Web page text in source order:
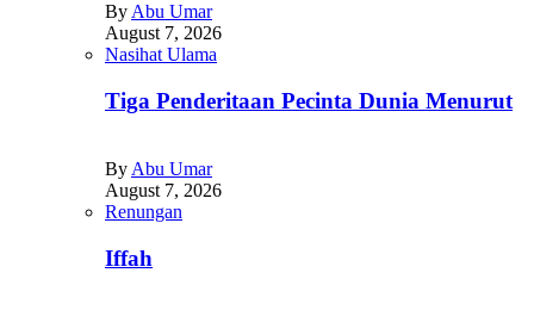
ByAbu Umar
August 7, 2026
Nasihat Ulama
Tiga Penderitaan Pecinta Dunia Menurut
By Abu Umar
August 7, 2026
Renungan
Iffah